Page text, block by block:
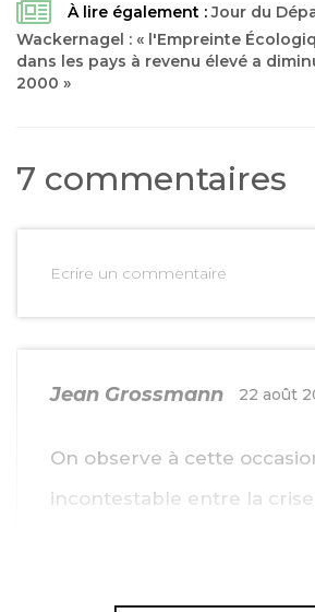
À lire également :Jour du
Wackernagel : « l'Empreinte
dans les pays à revenu élevé a
2000 »
7 commentaires
Ecrire un commentaire
Jean Grossmann 22 août
On observe à cette
incontestable entre la